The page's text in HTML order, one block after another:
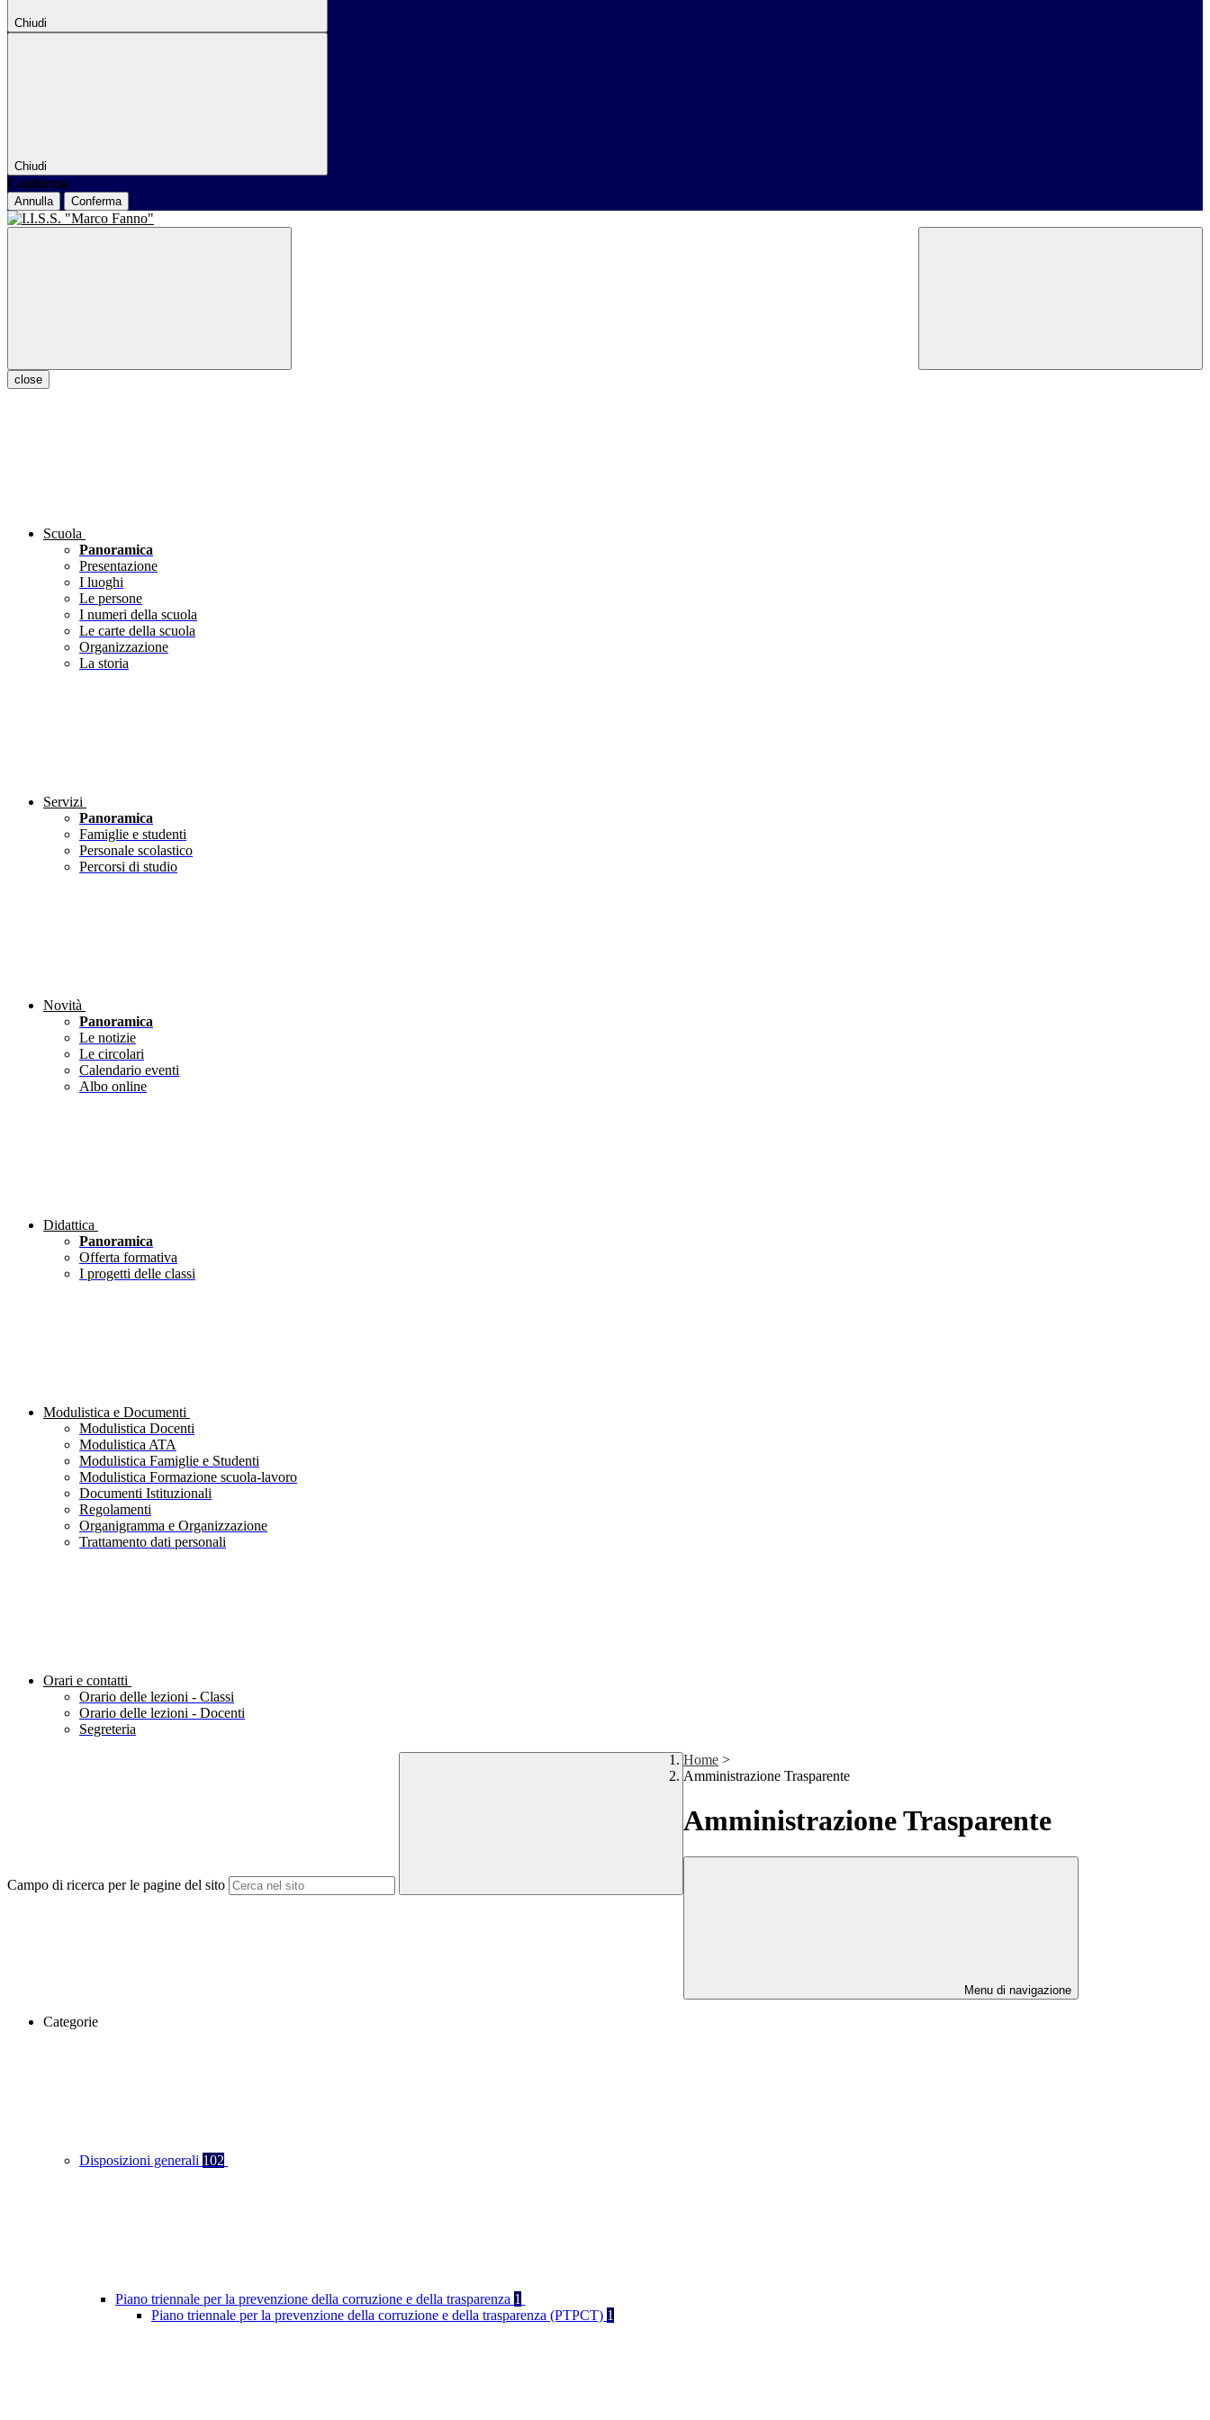
Chiudi
Chiudi
Conferma
Annulla Conferma
close
Scuola
Panoramica
Presentazione
I luoghi
Le persone
I numeri della scuola
Le carte della scuola
Organizzazione
La storia
Servizi
Panoramica
Famiglie e studenti
Personale scolastico
Percorsi di studio
Novità
Panoramica
Le notizie
Le circolari
Calendario eventi
Albo online
Didattica
Panoramica
Offerta formativa
I progetti delle classi
Modulistica e Documenti
Modulistica Docenti
Modulistica ATA
Modulistica Famiglie e Studenti
Modulistica Formazione scuola-lavoro
Documenti Istituzionali
Regolamenti
Organigramma e Organizzazione
Trattamento dati personali
Orari e contatti
Orario delle lezioni - Classi
Orario delle lezioni - Docenti
Segreteria
Campo di ricerca per le pagine del sito
Home >
Amministrazione Trasparente
Amministrazione Trasparente
Menu di navigazione
Categorie
Disposizioni generali 102
Piano triennale per la prevenzione della corruzione e della trasparenza 1
Piano triennale per la prevenzione della corruzione e della trasparenza (PTPCT) 1